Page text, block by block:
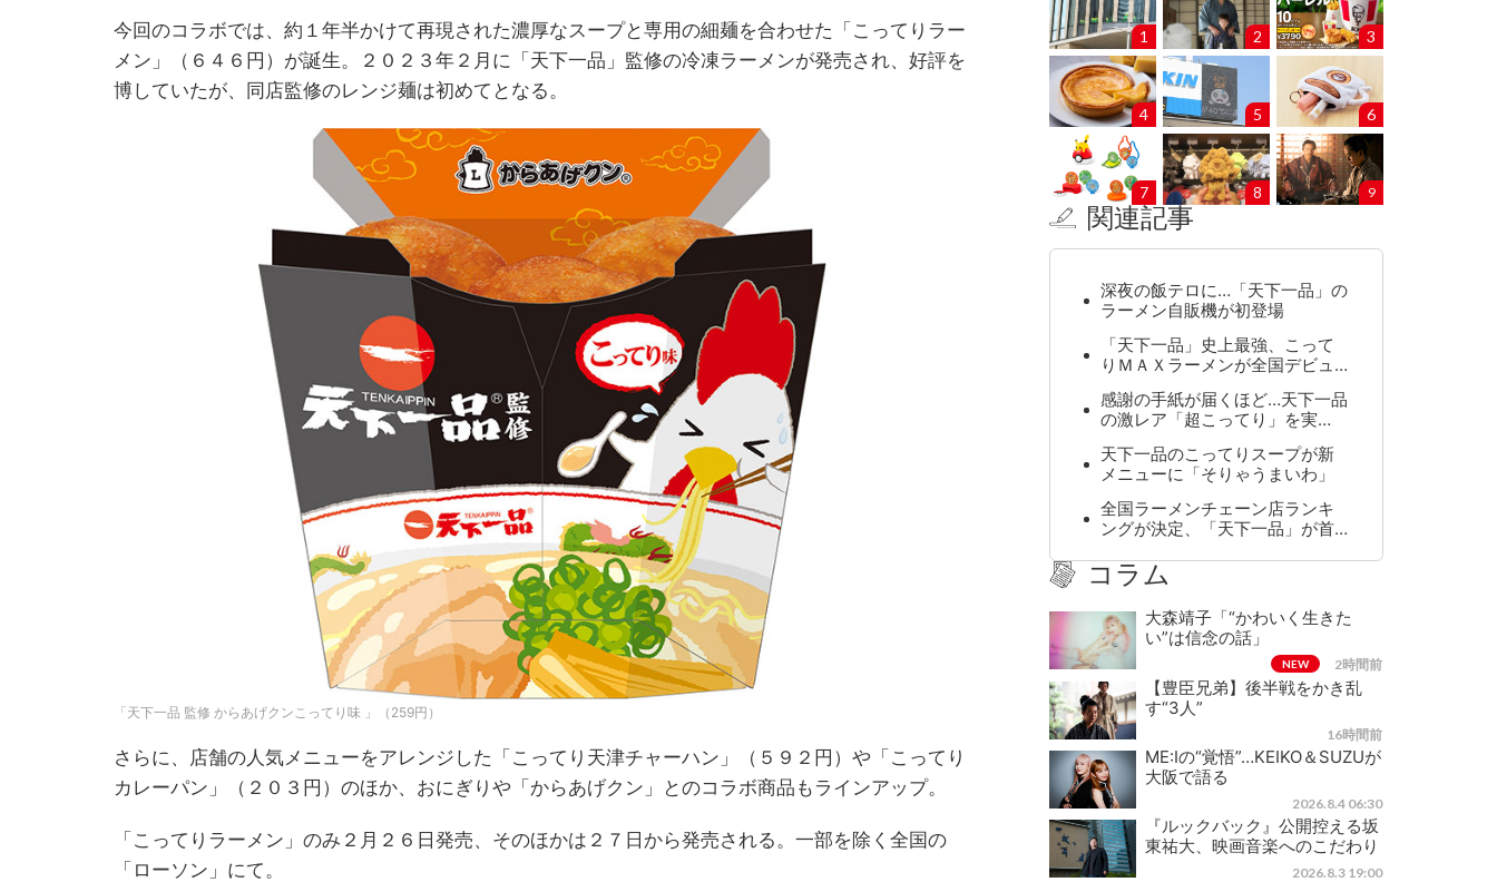
今回のコラボでは、約１年半かけて再現された濃厚なスープと専用の細麺を合わせた「こってりラー
メン」（６４６円）が誕生。２０２３年２月に「天下一品」監修の冷凍ラーメンが発売され、好評を
博していたが、同店監修のレンジ麺は初めてとなる。
「天下一品 監修 からあげクンこってり味 」（259円）
さらに、店舗の人気メニューをアレンジした「こってり天津チャーハン」（５９２円）や「こってり
カレーパン」（２０３円）のほか、おにぎりや「からあげクン」とのコラボ商品もラインアップ。
「こってりラーメン」のみ２月２６日発売、そのほかは２７日から発売される。一部を除く全国の
「ローソン」にて。
1 2 3
4 5 6
7 8 9
関連記事
深夜の飯テロに…「天下一品」の
ラーメン自販機が初登場
「天下一品」史上最強、こって
りＭＡＸラーメンが全国デビュ…
感謝の手紙が届くほど…天下一品
の激レア「超こってり」を実…
天下一品のこってりスープが新
メニューに「そりゃうまいわ」
全国ラーメンチェーン店ランキ
ングが決定、「天下一品」が首…
コラム
大森靖子「“かわいく生きた
い”は信念の話」
NEW 2時間前
【豊臣兄弟】後半戦をかき乱
す“3人”
16時間前
ME:Iの“覚悟”…KEIKO＆SUZUが
大阪で語る
2026.8.4 06:30
『ルックバック』公開控える坂
東祐大、映画音楽へのこだわり
2026.8.3 19:00